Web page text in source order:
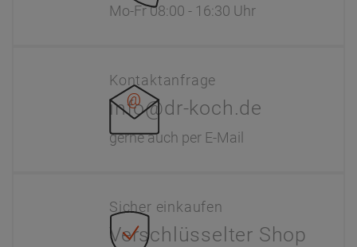
Mo-Fr 08:00 - 16:30 Uhr
Kontaktanfrage
info@dr-koch.de
gerne auch per E-Mail
Sicher einkaufen
Verschlüsselter Shop